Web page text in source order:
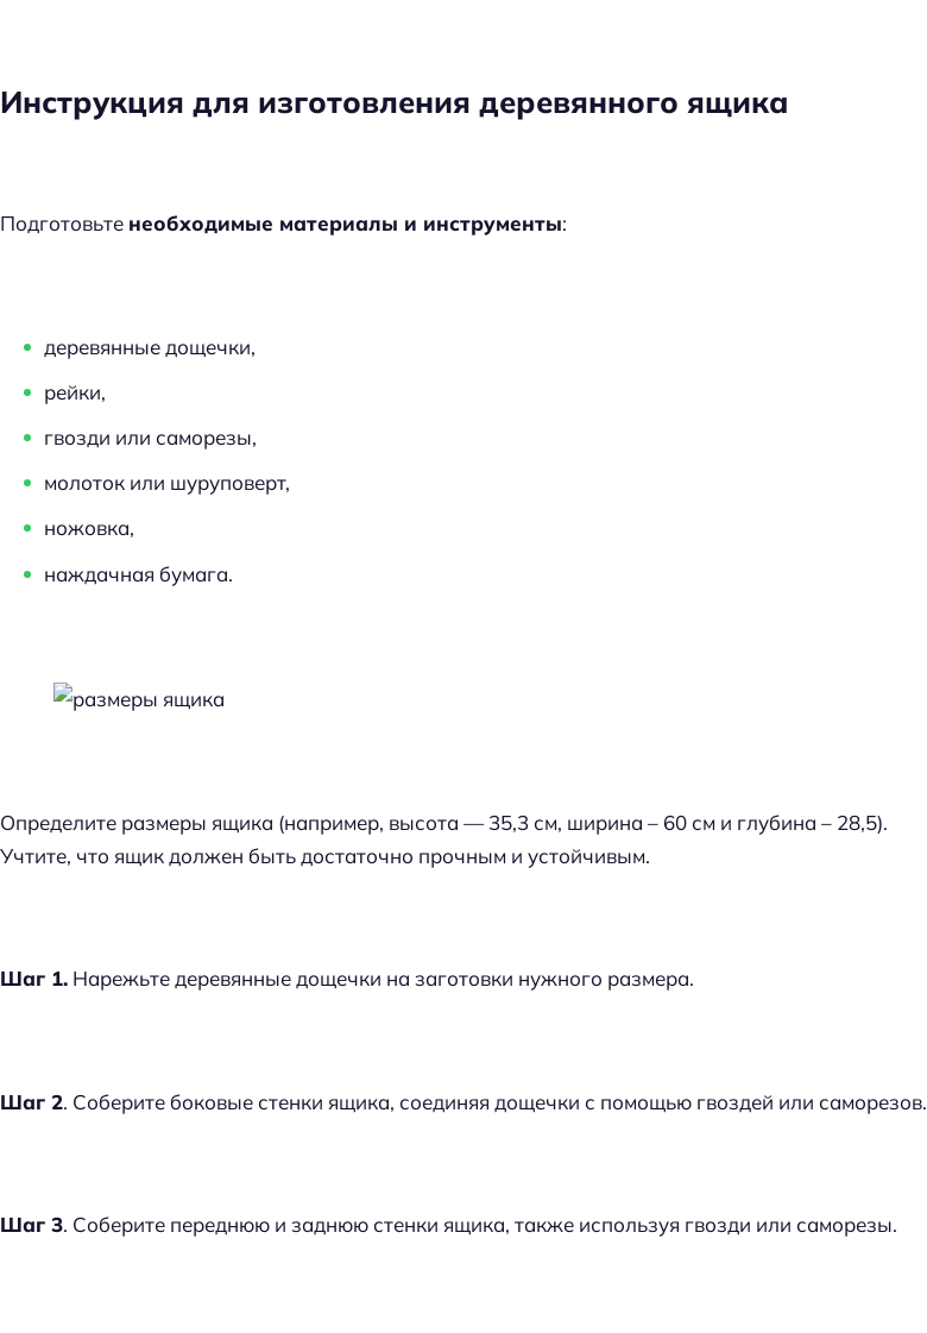
Инструкция для изготовления деревянного ящика
Подготовьте необходимые материалы и инструменты:
деревянные дощечки,
рейки,
гвозди или саморезы,
молоток или шуруповерт,
ножовка,
наждачная бумага.
Определите размеры ящика (например, высота — 35,3 см, ширина – 60 см и глубина – 28,5).
Учтите, что ящик должен быть достаточно прочным и устойчивым.
Шаг 1. Нарежьте деревянные дощечки на заготовки нужного размера.
Шаг 2. Соберите боковые стенки ящика, соединяя дощечки с помощью гвоздей или саморезов.
Шаг 3. Соберите переднюю и заднюю стенки ящика, также используя гвозди или саморезы.